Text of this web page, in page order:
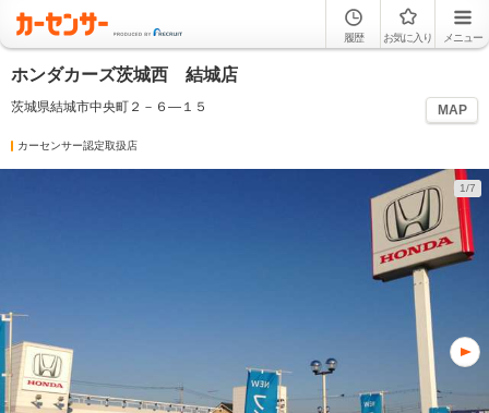
履歴 お気に入り メニュー
ホンダカーズ茨城西 結城店
茨城県結城市中央町２－６―１５ MAP
カーセンサー認定取扱店
1/7